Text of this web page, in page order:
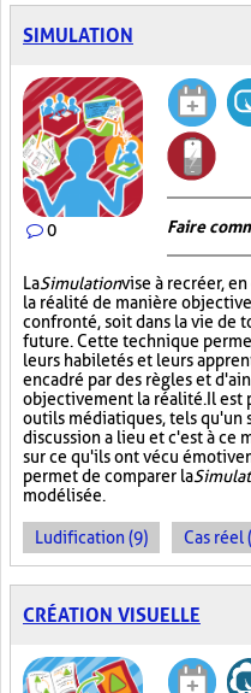
SIMULATION
0 Faire
LaSimulationvise à recréer,
la réalité de manière
confronté, soit dans la vie de
future. Cette technique
leurs habiletés et leurs
encadré par des règles et
objectivement la réalité. Il est
outils médiatiques, tels qu'un
discussion a lieu et c'est à ce
sur ce qu'ils ont vécu
permet de comparer la
modélisée.
Ludification (9) Cas réel
CRÉATION VISUELLE